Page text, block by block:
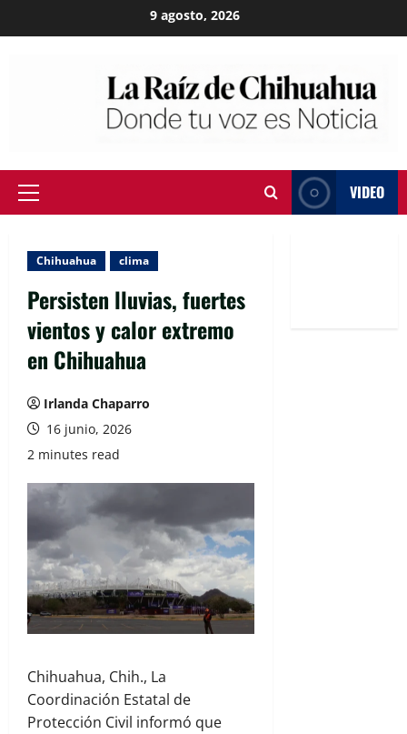
to
9 agosto, 2026
Primary
VIDEO
Chihuahua clima
Persisten lluvias, fuertes
vientos y calor extremo
en Chihuahua
Irlanda Chaparro
16 junio, 2026
2 minutes read
Chihuahua, Chih., La
Coordinación Estatal de
Protección Civil informó que